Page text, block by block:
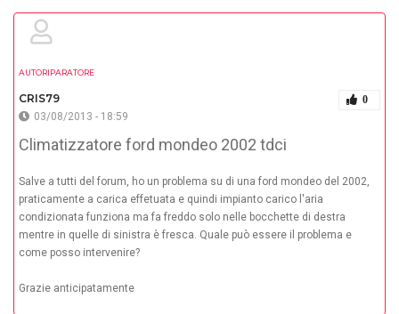
AUTORIPARATORE
CRIS79 0
03/08/2013 - 18:59
Climatizzatore ford mondeo 2002 tdci
Salve a tutti del forum, ho un problema su di una ford mondeo del 2002,
praticamente a carica effetuata e quindi impianto carico l'aria
condizionata funziona ma fa freddo solo nelle bocchette di destra
mentre in quelle di sinistra è fresca. Quale può essere il problema e
come posso intervenire?
Grazie anticipatamente